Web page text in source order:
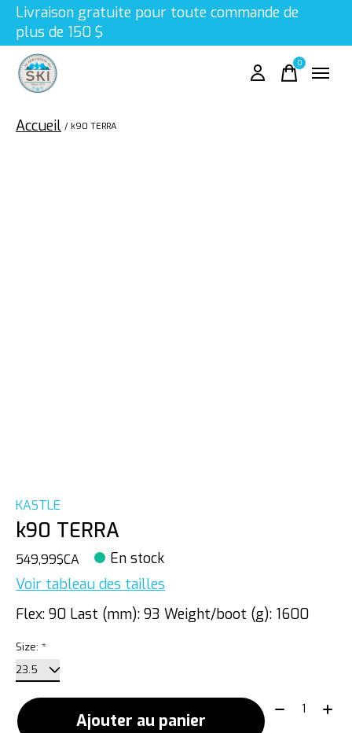
Livraison gratuite pour toute commande de
plus de 150 $
0items
Accueil / k90 TERRA
KASTLE
k90 TERRA
549,99$CA En stock
Voir tableau des tailles
Flex: 90 Last (mm): 93 Weight/boot (g): 1600
Size: *
Ajouter au panier
Quantité: